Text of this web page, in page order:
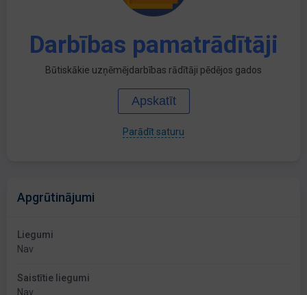
Darbības pamatrādītāji
Būtiskākie uzņēmējdarbības rādītāji pēdējos gados
Apskatīt
Parādīt saturu
Apgrūtinājumi
Liegumi
Nav
Saistītie liegumi
Nav